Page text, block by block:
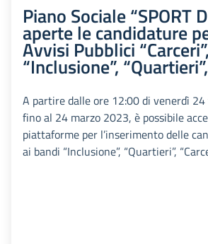
Piano Sociale “SPORT
aperte le candidature
Avvisi Pubblici
“Inclusione”,
A partire dalle ore 12:00 di venerdì
fino al 24 marzo 2023, è possibile
piattaforme per l’inserimento delle
ai bandi “Inclusione”, “Quartieri”,